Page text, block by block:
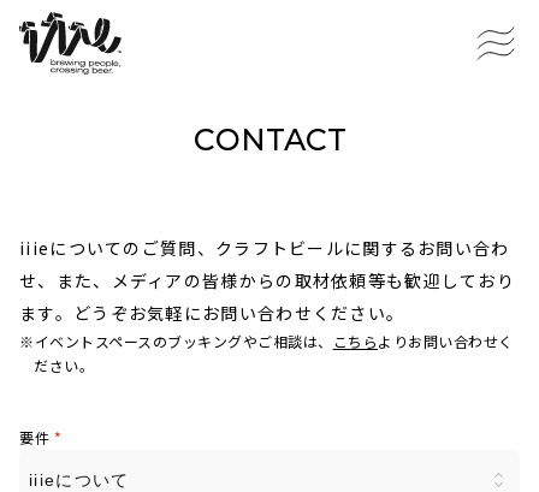
CONTACT
iiieについてのご質問、クラフトビールに関するお問い合わ
せ、また、メディアの皆様からの取材依頼等も歓迎しており
ます。どうぞお気軽にお問い合わせください。
※イベントスペースのブッキングやご相談は、 こちらよりお問い合わせく
ださい。
要件 *